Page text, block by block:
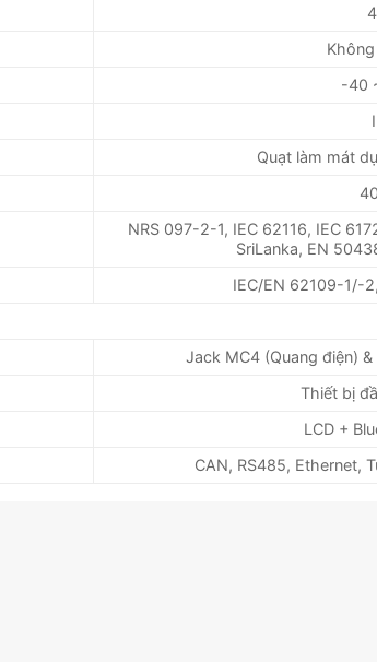
-40
Quạt làm mát
NRS 097-2-1, IEC 62116, IEC
SriLanka, EN
IEC/EN 62109-1/-
Jack MC4 (Quang điện)
Thiết bị
LCD +
CAN, RS485, Ethernet,